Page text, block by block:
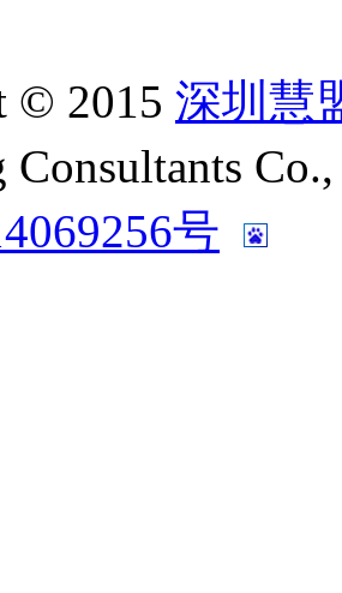
© 2015 深圳慧
Consultants
号